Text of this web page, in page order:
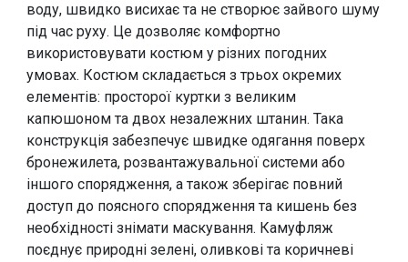
воду, швидко висихає та не створює зайвого шуму
під час руху. Це дозволяє комфортно
використовувати костюм у різних погодних
умовах. Костюм складається з трьох окремих
елементів: просторої куртки з великим
капюшоном та двох незалежних штанин. Така
конструкція забезпечує швидке одягання поверх
бронежилета, розвантажувальної системи або
іншого спорядження, а також зберігає повний
доступ до поясного спорядження та кишень без
необхідності знімати маскування. Камуфляж
поєднує природні зелені, оливкові та коричневі